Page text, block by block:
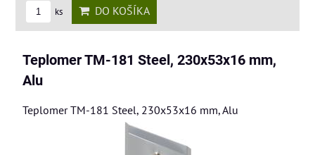
ks DO KOŠÍKA
Teplomer TM-181 Steel, 230x53x16 mm,
Alu
Teplomer TM-181 Steel, 230x53x16 mm, Alu